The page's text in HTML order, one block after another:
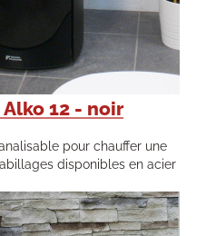
12 - noir
pour chauffer une
disponibles en acier